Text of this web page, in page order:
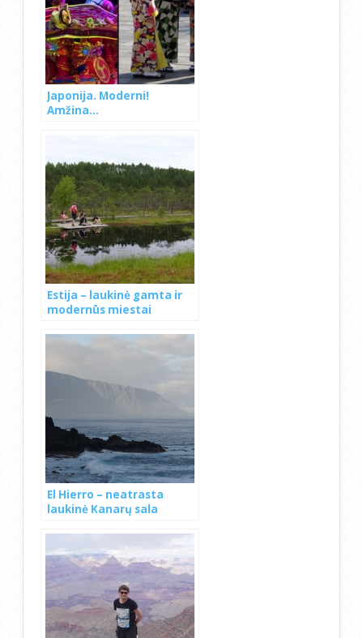
Japonija. Moderni!
Amžina…
Estija – laukinė gamta ir
modernūs miestai
El Hierro – neatrasta
laukinė Kanarų sala